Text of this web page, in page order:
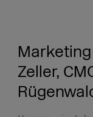
Zeller,